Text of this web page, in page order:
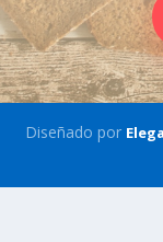
Diseñado por